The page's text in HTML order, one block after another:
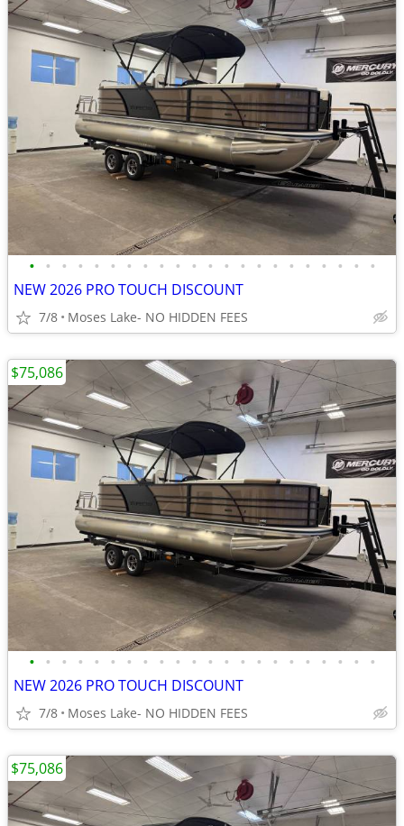
• • • • • • • • • • • • • • • • • • • • • •
NEW 2026 PRO TOUCH DISCOUNT
7/8 Moses Lake- NO HIDDEN FEES
• • • • • • • • • • • • • • • • • • • • • •
NEW 2026 PRO TOUCH DISCOUNT
7/8 Moses Lake- NO HIDDEN FEES
$75,086
$75,086